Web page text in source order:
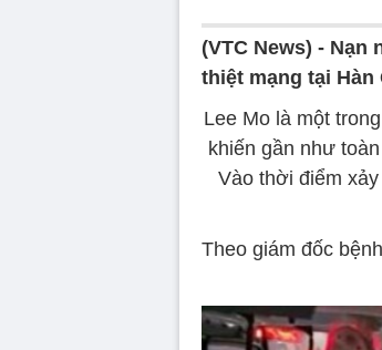
(VTC News) - Nạn
thiệt mạng tại
Lee Mo là một
khiến gần như
Vào thời điểm
Theo giám đốc